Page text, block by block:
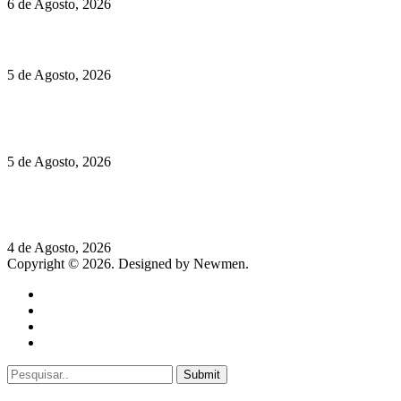
6 de Agosto, 2026
5 de Agosto, 2026
5 de Agosto, 2026
4 de Agosto, 2026
Copyright © 2026. Designed by Newmen.
Submit